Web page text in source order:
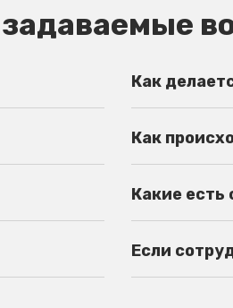
Как
Как
Какие есть
Если